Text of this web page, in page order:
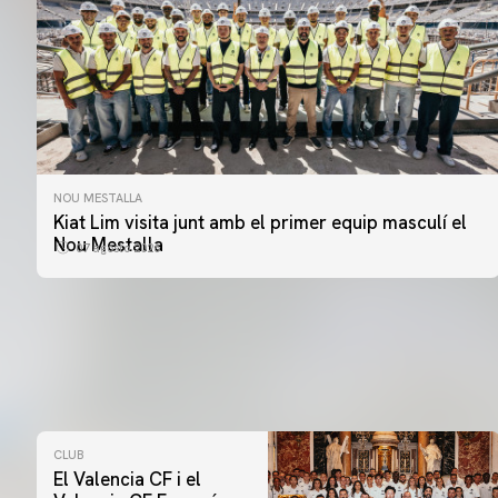
NOU MESTALLA
Kiat Lim visita junt amb el primer equip masculí el
Nou Mestalla
07 agosto 2026
CLUB
El Valencia CF i el